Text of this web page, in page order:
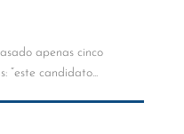
apenas cinco
“este candidato...